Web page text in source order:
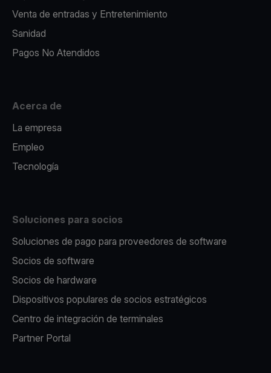
Venta de entradas y Entretenimiento
Sanidad
Pagos No Atendidos
Acerca de
La empresa
Empleo
Tecnología
Soluciones para socios
Soluciones de pago para proveedores de software
Socios de software
Socios de hardware
Dispositivos populares de socios estratégicos
Centro de integración de terminales
Partner Portal